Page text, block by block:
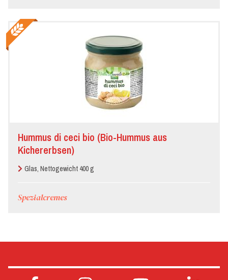
Hummus di ceci bio (Bio-Hummus aus
Kichererbsen)
Glas, Nettogewicht 400 g
Spezialcremes